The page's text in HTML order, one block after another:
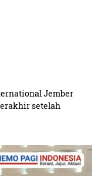
Jember
setelah